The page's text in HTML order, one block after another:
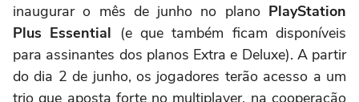
inaugurar o mês de junho no plano PlayStation
Plus Essential (e que também ficam disponíveis
para assinantes dos planos Extra e Deluxe). A partir
do dia 2 de junho, os jogadores terão acesso a um
trio que aposta forte no multiplayer, na cooperação